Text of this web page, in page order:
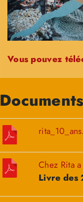
Vous pouvez
Chez Rita
Livre des